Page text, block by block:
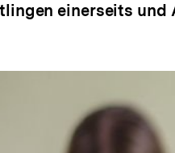
einerseits und